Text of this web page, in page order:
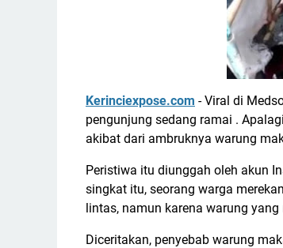
Kerinciexpose.com - Viral di
pengunjung sedang ramai .
akibat dari ambruknya warung
Peristiwa itu diunggah oleh akun
singkat itu, seorang warga
lintas, namun karena warung
Diceritakan, penyebab warung